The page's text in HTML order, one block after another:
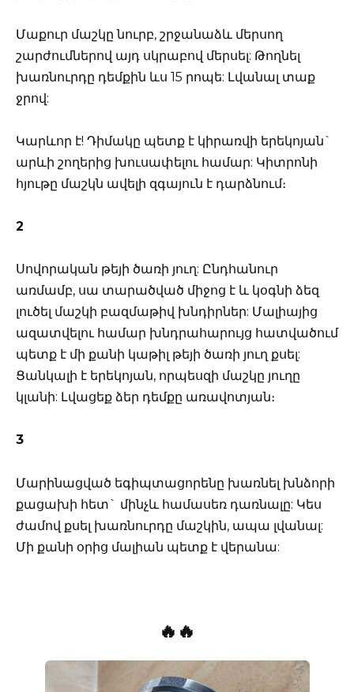
Մաքուր մաշկը նուրբ, շրջանաձև մերսող
շարժումներով այդ սկրաբով մերսել: Թողնել
խառնուրդը դեմքին ևս 15 րոպե: Լվանալ տաք
ջրով:
Կարևոր է! Դիմակը պետք է կիրառվի երեկոյան`
արևի շողերից խուսափելու համար: Կիտրոնի
հյութը մաշկն ավելի զգայուն է դարձնում։
2
Սովորական թեյի ծառի յուղ: Ընդհանուր
առմամբ, սա տարածված միջոց է և կօգնի ձեզ
լուծել մաշկի բազմաթիվ խնդիրներ: Մալիայից
ազատվելու համար խնդրահարույց հատվածում
պետք է մի քանի կաթիլ թեյի ծառի յուղ քսել:
Ցանկալի է երեկոյան, որպեսզի մաշկը յուղը
կլանի: Լվացեք ձեր դեմքը առավոտյան։
3
Մարինացված եգիպտացորենը խառնել խնձորի
քացախի հետ` մինչև համասեռ դառնալը: Կես
ժամով քսել խառնուրդը մաշկին, ապա լվանալ:
Մի քանի օրից մալիան պետք է վերանա:
🔥🔥